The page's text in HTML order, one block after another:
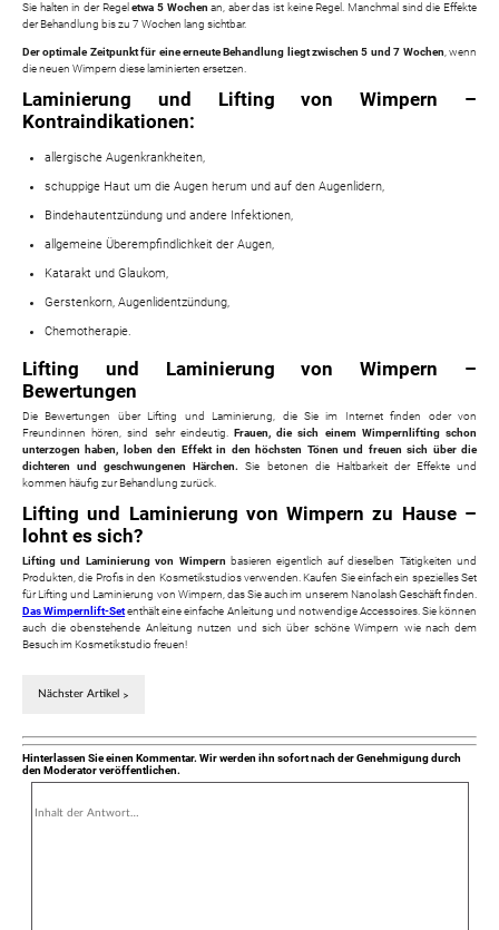
Sie halten in der Regel etwa 5 Wochen an, aber das ist keine Regel. Manchmal sind die Effekte
der Behandlung bis zu 7 Wochen lang sichtbar.
Der optimale Zeitpunkt für eine erneute Behandlung liegt zwischen 5 und 7 Wochen, wenn
die neuen Wimpern diese laminierten ersetzen.
Laminierung und Lifting von Wimpern –
Kontraindikationen:
allergische Augenkrankheiten,
schuppige Haut um die Augen herum und auf den Augenlidern,
Bindehautentzündung und andere Infektionen,
allgemeine Überempfindlichkeit der Augen,
Katarakt und Glaukom,
Gerstenkorn, Augenlidentzündung,
Chemotherapie.
Lifting und Laminierung von Wimpern –
Bewertungen
Die Bewertungen über Lifting und Laminierung, die Sie im Internet finden oder von
Freundinnen hören, sind sehr eindeutig.Frauen, die sich einem Wimpernlifting schon
unterzogen haben, loben den Effekt in den höchsten Tönen und freuen sich über die
dichteren und geschwungenen Härchen.
Sie betonen die Haltbarkeit der Effekte und
kommen häufig zur Behandlung zurück.
Lifting und Laminierung von Wimpern zu Hause –
lohnt es sich?
Lifting und Laminierung von Wimpern basieren eigentlich auf dieselben Tätigkeiten und
Produkten, die Profis in den Kosmetikstudios verwenden. Kaufen Sie einfach ein spezielles Set
für Lifting und Laminierung von Wimpern, das Sie auch im unserem Nanolash Geschäft finden.
Das Wimpernlift-Setenthält eine einfache Anleitung und notwendige Accessoires. Sie können
auch die obenstehende Anleitung nutzen und sich über schöne Wimpern wie nach dem
Besuch im Kosmetikstudio freuen!
Nächster Artikel
Hinterlassen Sie einen Kommentar. Wir werden ihn sofort nach der Genehmigung durch
den Moderator veröffentlichen.